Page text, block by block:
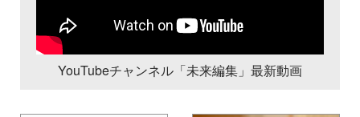
YouTubeチャンネル「未来編集」最新動画